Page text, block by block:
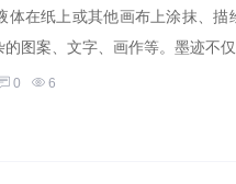
体在纸上或其他画布上涂抹、描
图案、文字、画作等。墨迹不
0 6